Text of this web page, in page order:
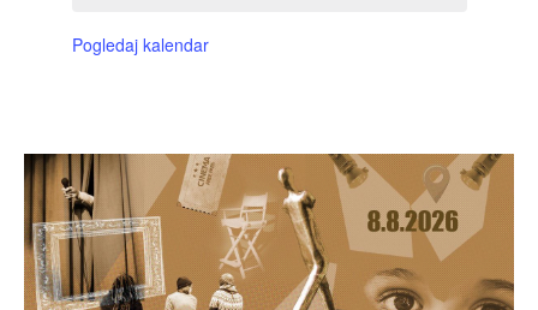
Pogledaj kalendar